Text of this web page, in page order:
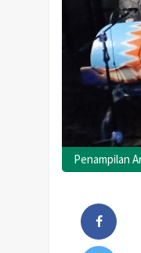
Penampilan